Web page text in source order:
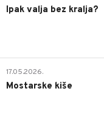
Ipak valja bez kralja?
17.05.2026.
Mostarske kiše